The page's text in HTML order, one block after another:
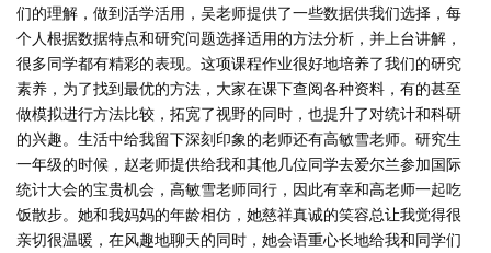
们的理解，做到活学活用，吴老师提供了一些数据供我们选择，每
个人根据数据特点和研究问题选择适用的方法分析，并上台讲解，
很多同学都有精彩的表现。这项课程作业很好地培养了我们的研究
素养，为了找到最优的方法，大家在课下查阅各种资料，有的甚至
做模拟进行方法比较，拓宽了视野的同时，也提升了对统计和科研
的兴趣。生活中给我留下深刻印象的老师还有高敏雪老师。研究生
一年级的时候，赵老师提供给我和其他几位同学去爱尔兰参加国际
统计大会的宝贵机会，高敏雪老师同行，因此有幸和高老师一起吃
饭散步。她和我妈妈的年龄相仿，她慈祥真诚的笑容总让我觉得很
亲切很温暖，在风趣地聊天的同时，她会语重心长地给我和同学们